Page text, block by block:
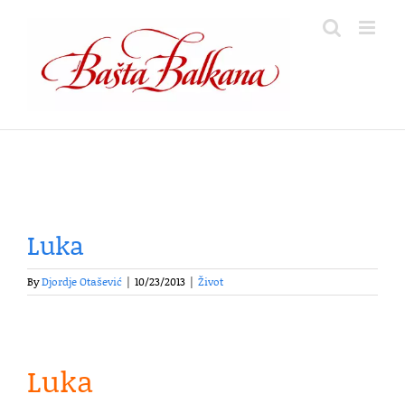
content
Luka
ByDjordje Otašević 10/23/2013 Život
Luka